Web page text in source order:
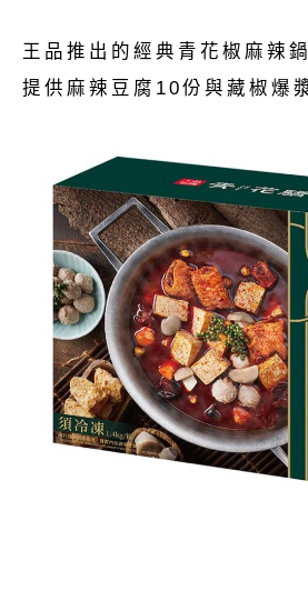
王品推出的經典青花椒麻辣
提供麻辣豆腐10份與藏椒爆